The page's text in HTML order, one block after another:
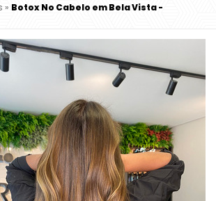
» Botox No Cabelo em Bela Vista -